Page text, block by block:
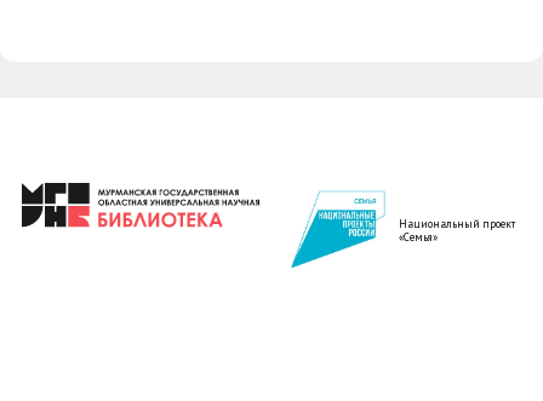
Национальный проект
«Семья»